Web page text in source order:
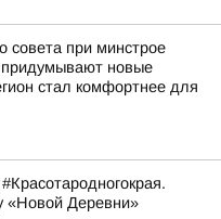
совета при минстрое
придумывают новые
стал комфортнее для
«Новой Деревни»